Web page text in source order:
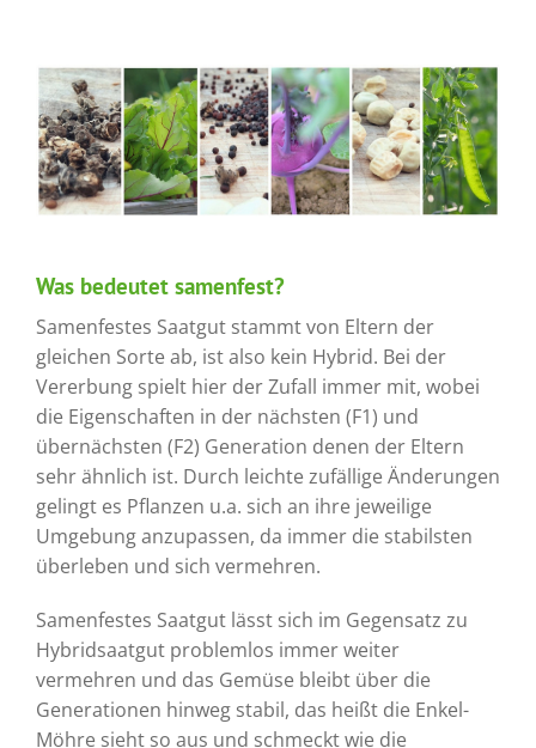
Was bedeutet samenfest?
Samenfestes Saatgut stammt von Eltern der
gleichen Sorte ab, ist also kein Hybrid. Bei der
Vererbung spielt hier der Zufall immer mit, wobei
die Eigenschaften in der nächsten (F1) und
übernächsten (F2) Generation denen der Eltern
sehr ähnlich ist. Durch leichte zufällige Änderungen
gelingt es Pflanzen u.a. sich an ihre jeweilige
Umgebung anzupassen, da immer die stabilsten
überleben und sich vermehren.
Samenfestes Saatgut lässt sich im Gegensatz zu
Hybridsaatgut problemlos immer weiter
vermehren und das Gemüse bleibt über die
Generationen hinweg stabil, das heißt die Enkel-
Möhre sieht so aus und schmeckt wie die